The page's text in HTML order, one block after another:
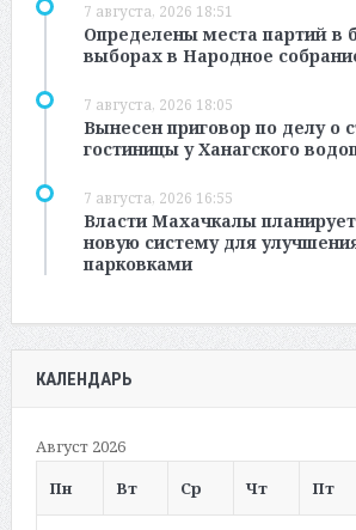
7 августа, 2026 18:51
Определены места партий в
выборах в Народное
7 августа, 2026 18:05
Вынесен приговор по делу о
гостиницы у Ханагского
7 августа, 2026 16:55
Власти Махачкалы
новую систему для
парковками
КАЛЕНДАРЬ
Август 2026
Пн
Вт Ср Чт Пт